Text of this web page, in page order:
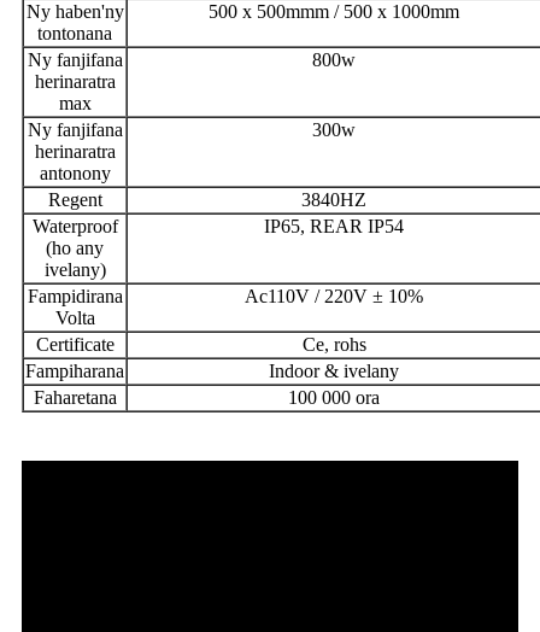
Ny haben'ny
tontonana
500 x 500mmm / 500 x 1000mm
Ny fanjifana
herinaratra
max
800w
Ny fanjifana
herinaratra
antonony
300w
Regent
3840HZ
Waterproof
(ho any
ivelany)
IP65, REAR IP54
Fampidirana
Volta
Ac110V / 220V ± 10%
Certificate
Ce, rohs
Fampiharana
Indoor & ivelany
Faharetana
100 000 ora